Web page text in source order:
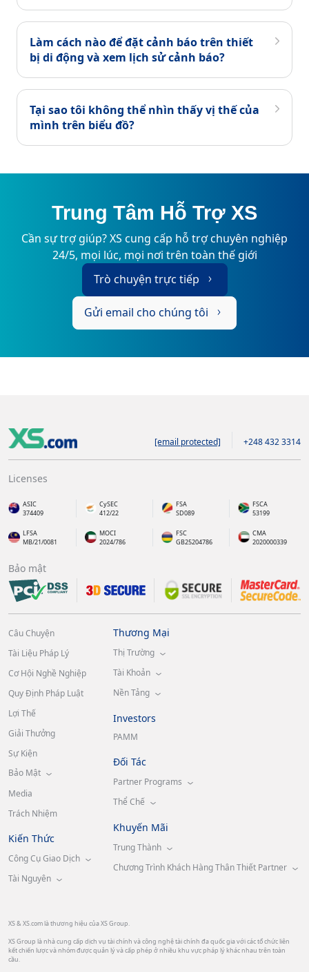
Làm cách nào để đặt cảnh báo trên thiết
bị di động và xem lịch sử cảnh báo?
Tại sao tôi không thể nhìn thấy vị thế của
mình trên biểu đồ?
Trung Tâm Hỗ Trợ XS
Cần sự trợ giúp? XS cung cấp hỗ trợ chuyên nghiệp
24/5, mọi lúc, mọi nơi trên toàn thế giới
Trò chuyện trực tiếp
Gửi email cho chúng tôi
[email protected] +248 432 3314
Licenses
ASIC
374409
CySEC
412/22
FSA
SD089
FSCA
53199
LFSA
MB/21/0081
MOCI
2024/786
FSC
GB25204786
CMA
2020000339
Bảo mật
Câu Chuyện
Tài Liệu Pháp Lý
Cơ Hội Nghề Nghiệp
Quy Định Pháp Luật
Lợi Thế
Giải Thưởng
Sự Kiện
Bảo Mật
Media
Trách Nhiệm
Kiến Thức
Công Cụ Giao Dịch
Tài Nguyên
Thương Mại
Thị Trường
Tài Khoản
Nền Tảng
Investors
PAMM
Đối Tác
Partner Programs
Thể Chế
Khuyến Mãi
Trung Thành
Chương Trình Khách Hàng Thân Thiết Partner
XS & XS.com là thương hiệu của XS Group.
XS Group là nhà cung cấp dịch vụ tài chính và công nghệ tài chính đa quốc gia với các tổ chức liên
kết chiến lược và nhóm được quản lý và cấp phép ở nhiều khu vực pháp lý khác nhau trên toàn
cầu.